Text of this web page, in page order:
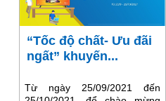
“Tốc độ chất- Ưu đãi
ngất” khuyến...
Từ ngày 25/09/2021 đến